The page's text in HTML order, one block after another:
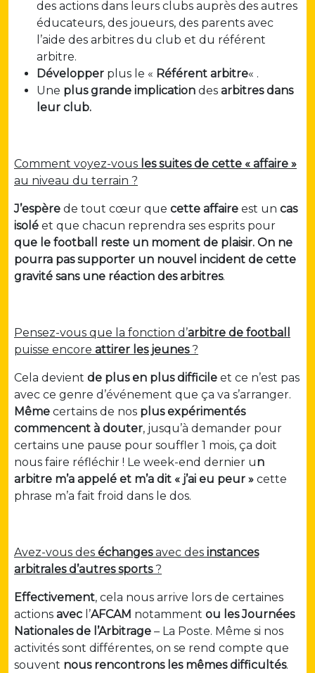
des actions dans leurs clubs auprès des autres
éducateurs, des joueurs, des parents avec
l’aide des arbitres du club et du référent
arbitre.
Développer plus le « Référent arbitre« .
Une plus grande implication des arbitres dans
leur club.
Comment voyez-vous les suites de cette « affaire »
au niveau du terrain ?
J’espère de tout cœur que cette affaire est un cas
isolé et que chacun reprendra ses esprits pour
que le football reste un moment de plaisir. On ne
pourra pas supporter un nouvel incident de cette
gravité sans une réaction des arbitres.
Pensez-vous que la fonction d’arbitre de football
puisse encore attirer les jeunes?
Cela devient de plus en plus difficile et ce n’est pas
avec ce genre d’événement que ça va s’arranger.
Même certains de nos plus expérimentés
commencent à douter, jusqu’à demander pour
certains une pause pour souffler 1 mois, ça doit
nous faire réfléchir ! Le week-end dernier un
arbitre m’a appelé et m’a dit « j’ai eu peur » cette
phrase m’a fait froid dans le dos.
Avez-vous des échangesavec des instances
arbitrales d’autres sports?
Effectivement, cela nous arrive lors de certaines
actions avec l’AFCAM notamment ou les Journées
Nationales de l’Arbitrage – La Poste. Même si nos
activités sont différentes, on se rend compte que
souvent nous rencontrons les mêmes difficultés.